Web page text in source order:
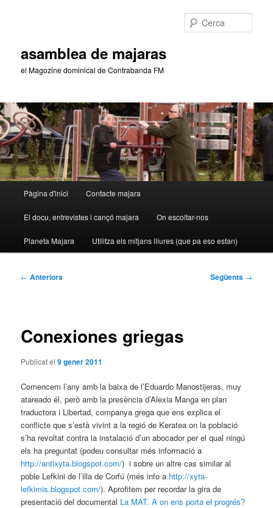
asamblea de majaras
el Magozine dominical de Contrabanda FM
principal
Pàgina d'inici Contacte majara
El docu, entrevistes i cançó majara On escoltar-nos
Planeta Majara Utilitza els mitjans lliures (que pa eso estan)
Navegació
← Anteriors Següents →
Conexiones griegas
Publicat el9 gener 2011
Comencem l’any amb la baixa de l’Eduardo Manostijeras, muy
atareado él, però amb la presència d’Alexia Manga en plan
traductora i Libertad, companya grega que ens explica el
conflicte que s’està vivint a la regió de Keratea on la població
s’ha revoltat contra la instalació d’un abocador per el qual ningú
els ha preguntat (podeu consultar més informació a
http://antixyta.blogspot.com/) i sobre un altre cas similar al
poble Lefkini de l’illa de Corfú (més info a http://xyta-
lefkimis.blogspot.com/). Aprofitem per recordar la gira de
presentació del documental La MAT. A on ens porta el progrés?